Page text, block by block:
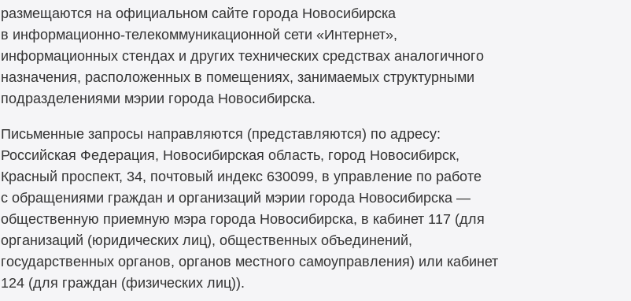
размещаются на официальном сайте города Новосибирска
в информационно-телекоммуникационной сети «Интернет»,
информационных стендах и других технических средствах аналогичного
назначения, расположенных в помещениях, занимаемых структурными
подразделениями мэрии города Новосибирска.
Письменные запросы направляются (представляются) по адресу:
Российская Федерация, Новосибирская область, город Новосибирск,
Красный проспект, 34, почтовый индекс 630099, в управление по работе
с обращениями граждан и организаций мэрии города Новосибирска —
общественную приемную мэра города Новосибирска, в кабинет 117 (для
организаций (юридических лиц), общественных объединений,
государственных органов, органов местного самоуправления) или кабинет
124 (для граждан (физических лиц)).